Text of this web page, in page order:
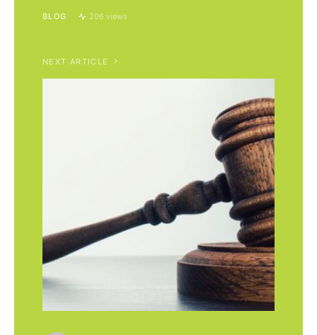
BLOG 206 views
NEXT ARTICLE